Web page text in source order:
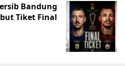
Bandung
Tiket Final